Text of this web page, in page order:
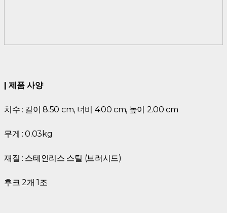
| 제품 사양
치수 : 길이 8.50 cm, 너비 4.00 cm, 높이 2.00 cm
무게 : 0.03kg
재질 : 스테인리스 스틸 (브러시드)
후크 2개 1조